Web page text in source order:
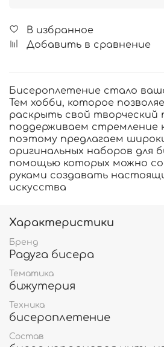
В избранное
Добавить в сравнение
Бисероплетение стало
Тем хобби, которое
раскрыть свой
поддерживаем стремление
поэтому предлагаем
оригинальных наборов для
помощью которых можно
руками создавать
искусства
Характеристики
Бренд
Радуга бисера
Тематика
бижутерия
Техника
бисероплетение
Состав